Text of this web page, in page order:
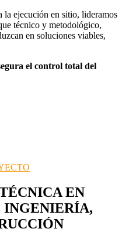
la ejecución en sitio, lideramos
técnico y metodológico,
en soluciones viables,
el control total del
EN
INGENIERÍA,